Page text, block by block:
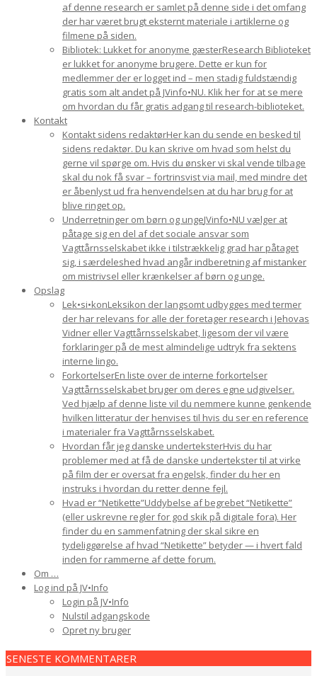
af denne research er samlet på denne side i det omfang
der har været brugt eksternt materiale i artiklerne og
filmene på siden.
Bibliotek: Lukket for anonyme gæsterResearch Biblioteket
er lukket for anonyme brugere. Dette er kun for
medlemmer der er logget ind – men stadig fuldstændig
gratis som alt andet på JVinfo•NU. Klik her for at se mere
om hvordan du får gratis adgang til research-biblioteket.
Kontakt
Kontakt sidens redaktørHer kan du sende en besked til
sidens redaktør. Du kan skrive om hvad som helst du
gerne vil spørge om. Hvis du ønsker vi skal vende tilbage
skal du nok få svar – fortrinsvist via mail, med mindre det
er åbenlyst ud fra henvendelsen at du har brug for at
blive ringet op.
Underretninger om børn og ungeJVinfo•NU vælger at
påtage sig en del af det sociale ansvar som
Vagttårnsselskabet ikke i tilstrækkelig grad har påtaget
sig, i særdeleshed hvad angår indberetning af mistanker
om mistrivsel eller krænkelser af børn og unge.
Opslag
Lek•si•konLeksikon der langsomt udbygges med termer
der har relevans for alle der foretager research i Jehovas
Vidner eller Vagttårnsselskabet, ligesom der vil være
forklaringer på de mest almindelige udtryk fra sektens
interne lingo.
ForkortelserEn liste over de interne forkortelser
Vagttårnsselskabet bruger om deres egne udgivelser.
Ved hjælp af denne liste vil du nemmere kunne genkende
hvilken litteratur der henvises til hvis du ser en reference
i materialer fra Vagttårnsselskabet.
Hvordan får jeg danske underteksterHvis du har
problemer med at få de danske undertekster til at virke
på film der er oversat fra engelsk, finder du her en
instruks i hvordan du retter denne fejl.
Hvad er “Netikette”Uddybelse af begrebet “Netikette”
(eller uskrevne regler for god skik på digitale fora). Her
finder du en sammenfatning der skal sikre en
tydeliggørelse af hvad “Netikette” betyder — i hvert fald
inden for rammerne af dette forum.
Om …
Log ind på JV•Info
Login på JV•Info
Nulstil adgangskode
Opret ny bruger
2025-
03-
SENESTE KOMMENTARER